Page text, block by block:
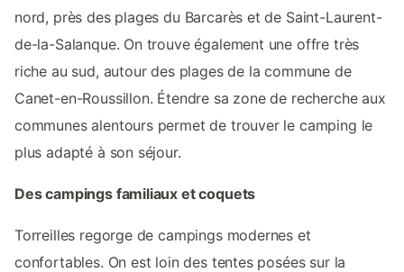
nord, près des plages du Barcarès et de Saint-Laurent-
de-la-Salanque. On trouve également une offre très
riche au sud, autour des plages de la commune de
Canet-en-Roussillon. Étendre sa zone de recherche aux
communes alentours permet de trouver le camping le
plus adapté à son séjour.
Des campings familiaux et coquets
Torreilles regorge de campings modernes et
confortables. On est loin des tentes posées sur la